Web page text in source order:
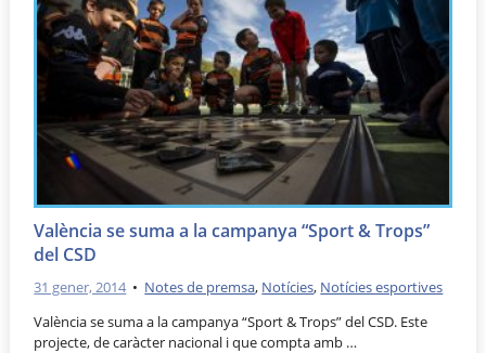
València se suma a la campanya “Sport & Trops”
del CSD
31 gener, 2014 • Notes de premsa, Notícies, Notícies esportives
València se suma a la campanya “Sport & Trops” del CSD. Este
projecte, de caràcter nacional i que compta amb …